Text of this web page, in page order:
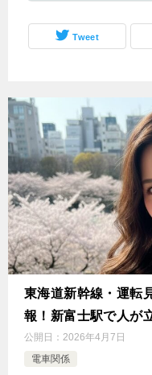
Tweet
東海道新幹線・運転
報！新富士駅で人が
公開日： 2026年4月7日
電車関係